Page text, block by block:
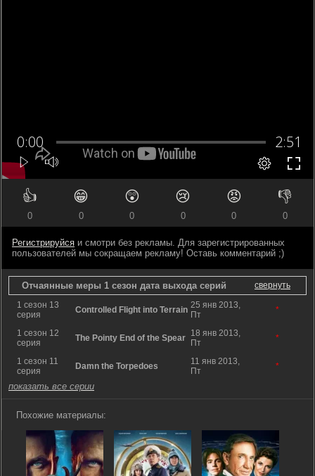
👍
0
😁
0
😲
0
😢
0
😡
0
👎
0
Регистрируйся и смотри без рекламы. Для зарегистрированных
пользователей мы сокращаем рекламу! Оставь комментарий ;)
Отчаянные меры 1 сезон дата выхода серий
свернуть
1 сезон 13
серия
Controlled Flight into Terrain 25 янв 2013,
Пт
*
1 сезон 12
серия
The Pointy End of the Spear 18 янв 2013,
Пт
*
1 сезон 11
серия
Damn the Torpedoes
11 янв 2013,
Пт
*
показать все серии
Похожие материалы: